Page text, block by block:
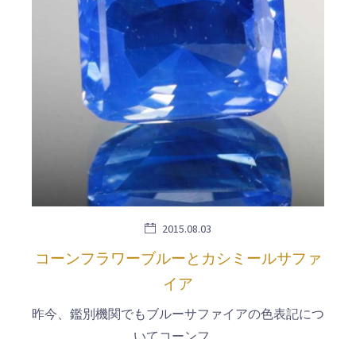
2015.08.03
コーンフラワーブルーとカシミールサファ
イア
昨今、鑑別機関でもブルーサファイアの色表記につ
いてコーンフ…